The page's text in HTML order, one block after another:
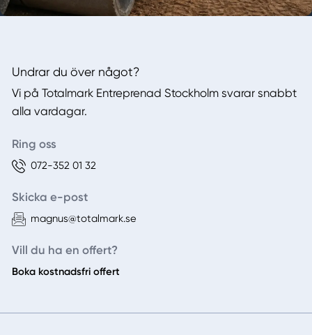
Undrar du över något?
Vi på Totalmark Entreprenad Stockholm svarar snabbt
alla vardagar.
Ring oss
072-352 01 32
Skicka e-post
magnus@totalmark.se
Vill du ha en offert?
Boka kostnadsfri offert